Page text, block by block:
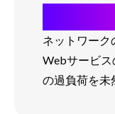
ネットワーク
Webサービ
の過負荷を未